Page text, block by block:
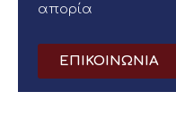
απορία
ΕΠΙΚΟΙΝΩΝΙΑ